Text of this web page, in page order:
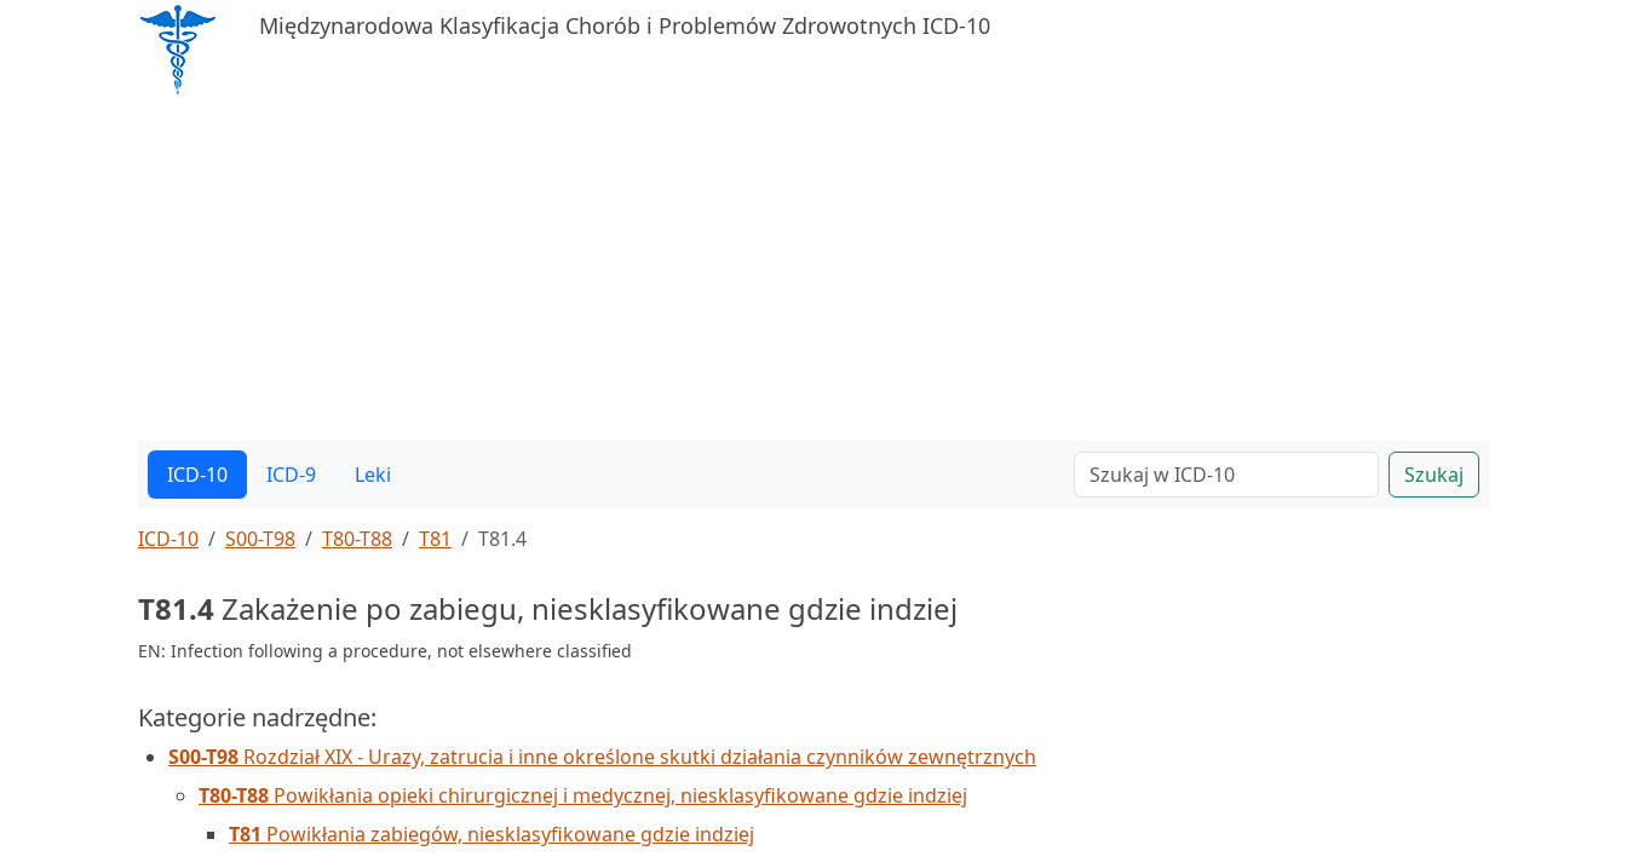
Międzynarodowa Klasyfikacja Chorób i Problemów Zdrowotnych ICD-10
ICD-10 ICD-9 Leki Szukaj
ICD-10 S00-T98 T80-T88 T81 T81.4
T81.4 Zakażenie po zabiegu, niesklasyfikowane gdzie indziej
EN: Infection following a procedure, not elsewhere classified
Kategorie nadrzędne:
S00-T98 Rozdział XIX - Urazy, zatrucia i inne określone skutki działania czynników zewnętrznych
T80-T88 Powikłania opieki chirurgicznej i medycznej, niesklasyfikowane gdzie indziej
T81 Powikłania zabiegów, niesklasyfikowane gdzie indziej